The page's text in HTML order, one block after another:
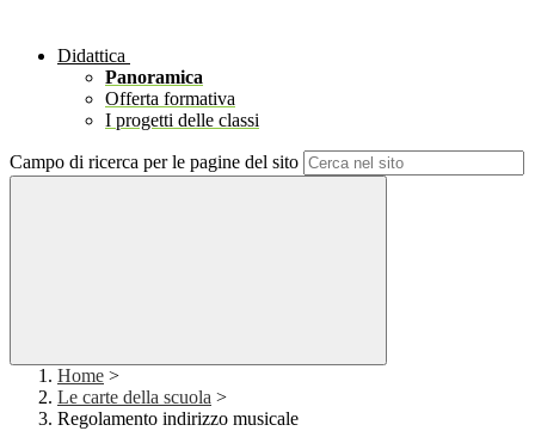
Didattica
Panoramica
Offerta formativa
I progetti delle classi
Campo di ricerca per le pagine del sito
Home >
Le carte della scuola >
Regolamento indirizzo musicale